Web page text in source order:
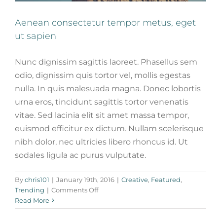
Aenean consectetur tempor metus, eget
ut sapien
Nunc dignissim sagittis laoreet. Phasellus sem
odio, dignissim quis tortor vel, mollis egestas
nulla. In quis malesuada magna. Donec lobortis
urna eros, tincidunt sagittis tortor venenatis
vitae. Sed lacinia elit sit amet massa tempor,
euismod efficitur ex dictum. Nullam scelerisque
nibh dolor, nec ultricies libero rhoncus id. Ut
sodales ligula ac purus vulputate.
Bychris101 | January 19th, 2016 | Creative, Featured,
Trending | Comments Offon
consectetur
Read More
Phasellus gravida risus eget
News Web Design